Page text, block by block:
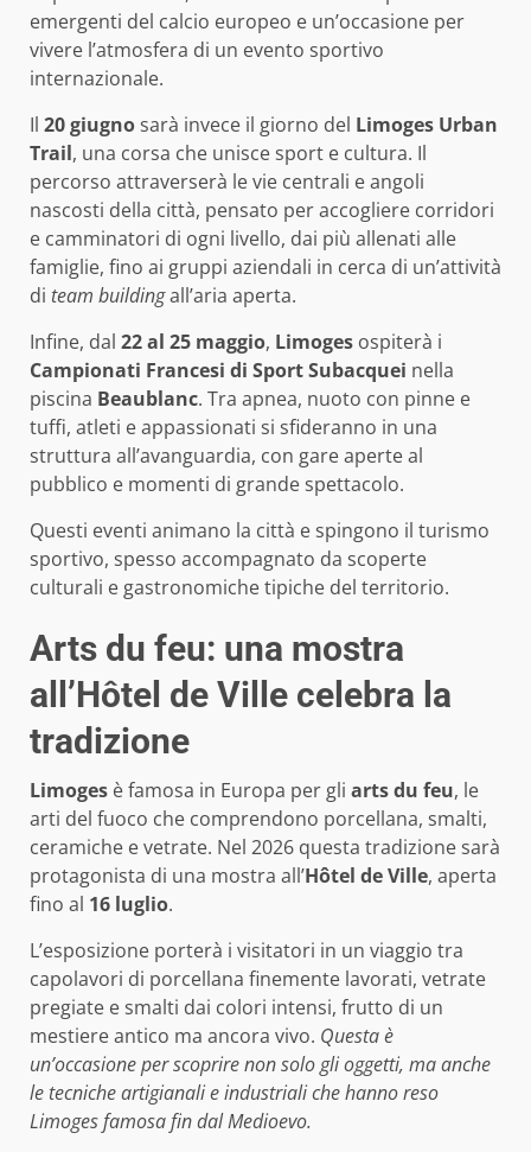
emergenti del calcio europeo e un’occasione per
vivere l’atmosfera di un evento sportivo
internazionale.
Il 20 giugnosarà invece il giorno del Limoges Urban
Trail, una corsa che unisce sport e cultura. Il
percorso attraverserà le vie centrali e angoli
nascosti della città, pensato per accogliere corridori
e camminatori di ogni livello, dai più allenati alle
famiglie, fino ai gruppi aziendali in cerca di un’attività
di team buildingall’aria aperta.
Infine, dal 22 al 25 maggio, Limoges ospiterà i
Campionati Francesi di Sport Subacquei nella
piscina Beaublanc. Tra apnea, nuoto con pinne e
tuffi, atleti e appassionati si sfideranno in una
struttura all’avanguardia, con gare aperte al
pubblico e momenti di grande spettacolo.
Questi eventi animano la città e spingono il turismo
sportivo, spesso accompagnato da scoperte
culturali e gastronomiche tipiche del territorio.
Arts du feu: una mostra
all’Hôtel de Ville celebra la
tradizione
Limoges è famosa in Europa per gli arts du feu, le
arti del fuoco che comprendono porcellana, smalti,
ceramiche e vetrate. Nel 2026 questa tradizione sarà
protagonista di una mostra all’Hôtel de Ville, aperta
fino al 16 luglio.
L’esposizione porterà i visitatori in un viaggio tra
capolavori di porcellana finemente lavorati, vetrate
pregiate e smalti dai colori intensi, frutto di un
mestiere antico ma ancora vivo. Questa è
un’occasione per scoprire non solo gli oggetti, ma anche
le tecniche artigianali e industriali che hanno reso
Limoges famosa fin dal Medioevo.